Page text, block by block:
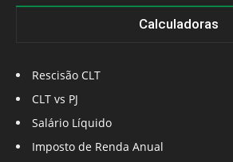
Calculadoras
Rescisão CLT
CLT vs PJ
Salário Líquido
Imposto de Renda Anual